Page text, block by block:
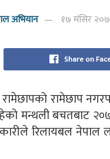
अभियान १७ मंसिर
Share on
रामेछापको रामेछाप
मन्थली बचतबाट
रिलायबल नेपाल